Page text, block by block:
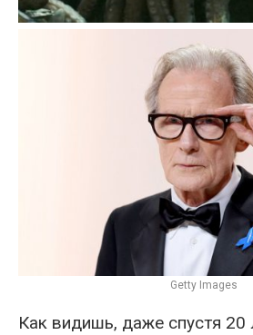
Getty Images
Как видишь, даже спустя 20